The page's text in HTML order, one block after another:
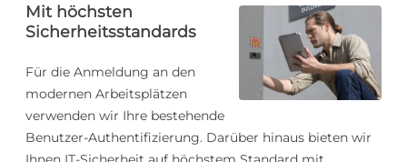
Mit höchsten
Sicherheits­standards
Für die Anmeldung an den
modernen Arbeitsplätzen
verwenden wir Ihre bestehende
Benutzer-Authentifizierung. Darüber hinaus bieten wir